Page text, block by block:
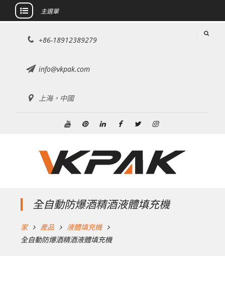
主選單
+86-18912389279
info@vkpak.com
上海，中國
全自動防爆酒精酒液體填充機
家 產品
液體填充機
全自動防爆酒精酒液體填充機